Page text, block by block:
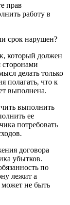
прав
работу в
срок нарушен?
который должен
сторонами
делать только
полагать, что к
выполнена.
выполнить
ее
потребовать
договора
убытков.
по
лежит а
может не быть